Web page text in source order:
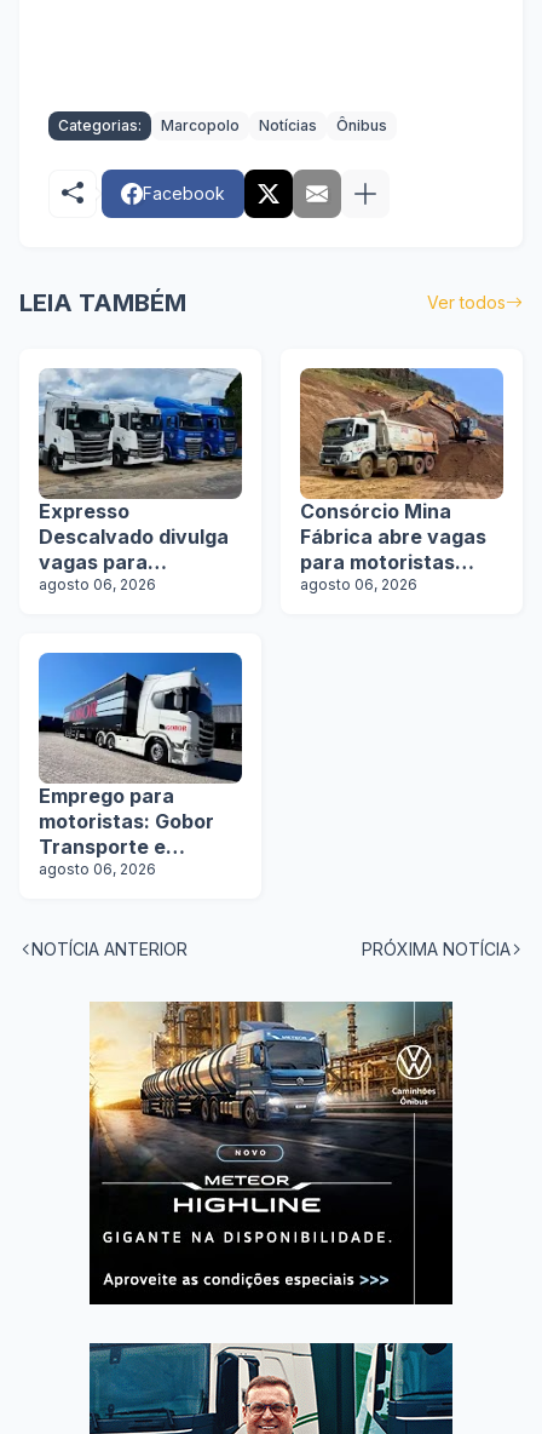
Categorias: Marcopolo Notícias Ônibus
Facebook
LEIA TAMBÉM Ver todos
Expresso
Descalvado divulga
vagas para
motoristas
agosto 06, 2026
Consórcio Mina
Fábrica abre vagas
para motoristas
categoria D
agosto 06, 2026
Emprego para
motoristas: Gobor
Transporte e
Logística abre vagas
agosto 06, 2026
NOTÍCIA ANTERIOR PRÓXIMA NOTÍCIA